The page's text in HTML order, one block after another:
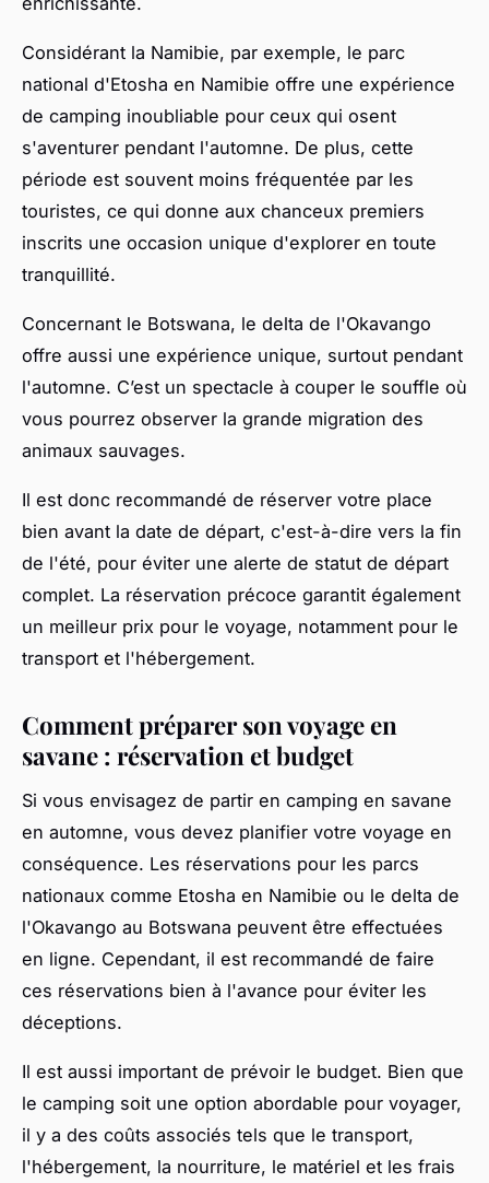
Considérant la Namibie, par exemple, le parc
national d'Etosha en Namibie offre une expérience
de camping inoubliable pour ceux qui osent
s'aventurer pendant l'automne. De plus, cette
période est souvent moins fréquentée par les
touristes, ce qui donne aux chanceux premiers
inscrits une occasion unique d'explorer en toute
tranquillité.
Concernant le Botswana, le delta de l'Okavango
offre aussi une expérience unique, surtout pendant
l'automne. C’est un spectacle à couper le souffle où
vous pourrez observer la grande migration des
animaux sauvages.
Il est donc recommandé de réserver votre place
bien avant la date de départ, c'est-à-dire vers la fin
de l'été, pour éviter une alerte de statut de départ
complet. La réservation précoce garantit également
un meilleur prix pour le voyage, notamment pour le
transport et l'hébergement.
Comment préparer son voyage en
savane : réservation et budget
Si vous envisagez de partir en camping en savane
en automne, vous devez planifier votre voyage en
conséquence. Les réservations pour les parcs
nationaux comme Etosha en Namibie ou le delta de
l'Okavango au Botswana peuvent être effectuées
en ligne. Cependant, il est recommandé de faire
ces réservations bien à l'avance pour éviter les
déceptions.
Il est aussi important de prévoir le budget. Bien que
le camping soit une option abordable pour voyager,
il y a des coûts associés tels que le transport,
l'hébergement, la nourriture, le matériel et les frais